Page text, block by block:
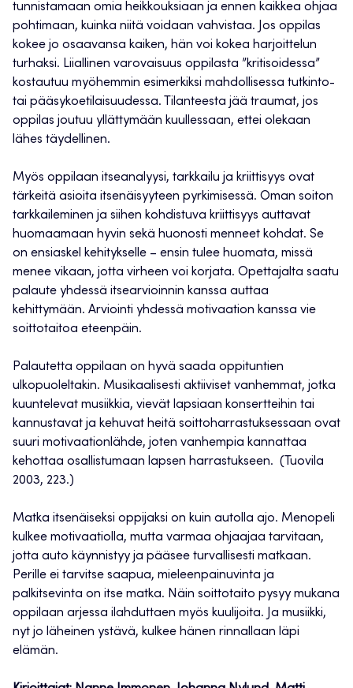
tunnistamaan omia heikkouksiaan ja ennen kaikkea ohjaa
pohtimaan, kuinka niitä voidaan vahvistaa. Jos oppilas
kokee jo osaavansa kaiken, hän voi kokea harjoittelun
turhaksi. Liiallinen varovaisuus oppilasta ”kritisoidessa”
kostautuu myöhemmin esimerkiksi mahdollisessa tutkinto-
tai pääsykoetilaisuudessa. Tilanteesta jää traumat, jos
oppilas joutuu yllättymään kuullessaan, ettei olekaan
lähes täydellinen.
Myös oppilaan itseanalyysi, tarkkailu ja kriittisyys ovat
tärkeitä asioita itsenäisyyteen pyrkimisessä. Oman soiton
tarkkaileminen ja siihen kohdistuva kriittisyys auttavat
huomaamaan hyvin sekä huonosti menneet kohdat. Se
on ensiaskel kehitykselle – ensin tulee huomata, missä
menee vikaan, jotta virheen voi korjata. Opettajalta saatu
palaute yhdessä itsearvioinnin kanssa auttaa
kehittymään. Arviointi yhdessä motivaation kanssa vie
soittotaitoa eteenpäin.
Palautetta oppilaan on hyvä saada oppituntien
ulkopuoleltakin. Musikaalisesti aktiiviset vanhemmat, jotka
kuuntelevat musiikkia, vievät lapsiaan konsertteihin tai
kannustavat ja kehuvat heitä soittoharrastuksessaan ovat
suuri motivaationlähde, joten vanhempia kannattaa
kehottaa osallistumaan lapsen harrastukseen. (Tuovila
2003, 223.)
Matka itsenäiseksi oppijaksi on kuin autolla ajo. Menopeli
kulkee motivaatiolla, mutta varmaa ohjaajaa tarvitaan,
jotta auto käynnistyy ja pääsee turvallisesti matkaan.
Perille ei tarvitse saapua, mieleenpainuvinta ja
palkitsevinta on itse matka. Näin soittotaito pysyy mukana
oppilaan arjessa ilahduttaen myös kuulijoita. Ja musiikki,
nyt jo läheinen ystävä, kulkee hänen rinnallaan läpi
elämän.